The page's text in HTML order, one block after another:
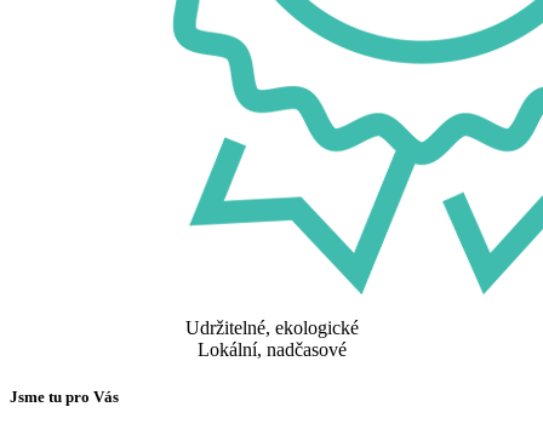
Udržitelné, ekologické
Lokální, nadčasové
Jsme tu pro Vás